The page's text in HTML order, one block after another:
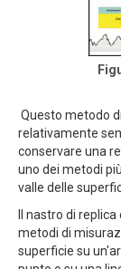
Questo metodo
relativamente
conservare una
uno dei metodi
valle delle
Il nastro di
metodi di
superficie su